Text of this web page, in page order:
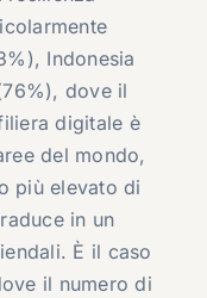
Indonesia
dove il
digitale è
del mondo,
più elevato di
in un
È il caso
il numero di